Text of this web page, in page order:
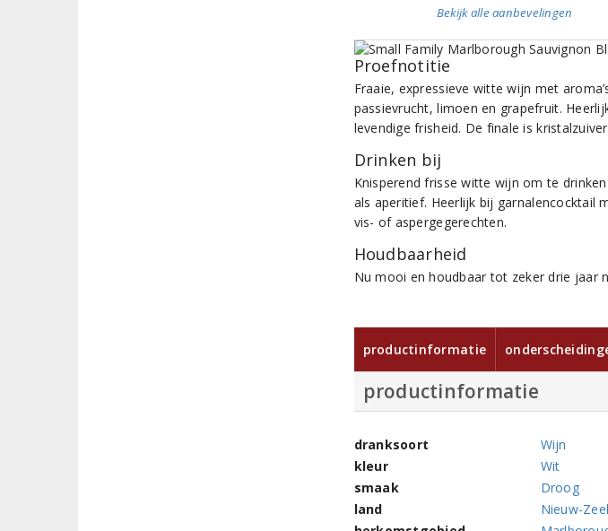
Bekijk alle aanbevelingen
Proefnotitie
Fraaie, expressieve witte wijn met
passievrucht, limoen en grapefruit.
levendige frisheid. De finale is
Drinken bij
Knisperend frisse witte wijn om te
als aperitief. Heerlijk bij garnalencocktail
vis- of aspergegerechten.
Houdbaarheid
Nu mooi en houdbaar tot zeker drie jaar
productinformatie
productinformatie
dranksoort
Wijn
kleur
Wit
smaak
Droog
land
Nieuw-